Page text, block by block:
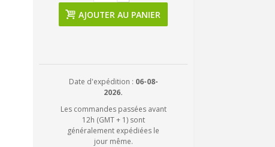
AJOUTER AU PANIER
Date d'expédition : 06-08-
2026.
Les commandes passées avant
12h (GMT + 1) sont
généralement expédiées le
jour même.